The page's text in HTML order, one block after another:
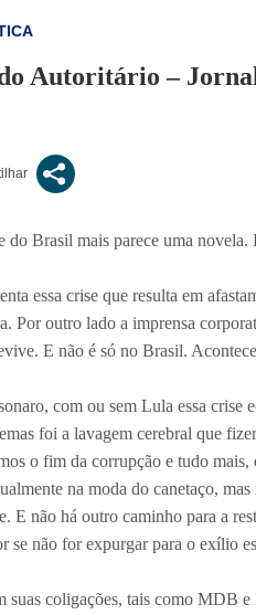
Autoritário –
Brasil mais parece uma novela.
essa crise que resulta em
Por outro lado a imprensa
E não é só no Brasil.
com ou sem Lula essa crise
foi a lavagem cerebral que
o fim da corrupção e tudo
na moda do canetaço,
não há outro caminho para a
não for expurgar para o exílio
coligações, tais como MDB e